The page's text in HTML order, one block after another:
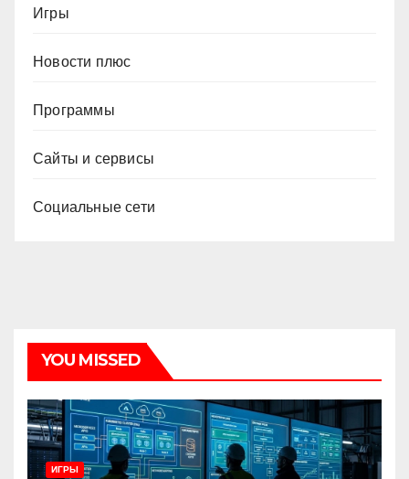
Игры
Новости плюс
Программы
Сайты и сервисы
Социальные сети
YOU MISSED
ИГРЫ